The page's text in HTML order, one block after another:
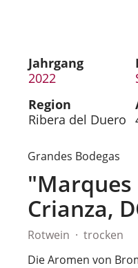
Jahrgang
2022
Region
Ribera del Duero
Grandes Bodegas
"Marques
Crianza,
Rotwein
trocken
Die Aromen von